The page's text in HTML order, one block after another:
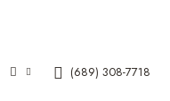
(689) 308-7718